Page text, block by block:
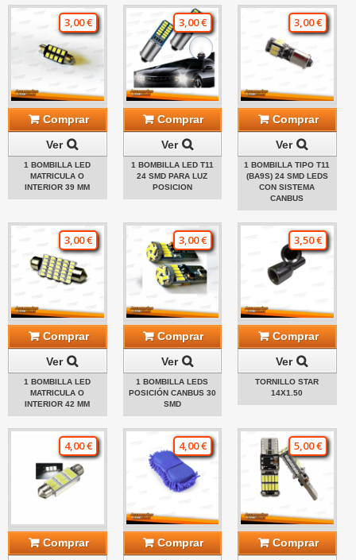
3,00 €
Comprar
Ver
1 BOMBILLA LED
MATRICULA O
INTERIOR 39 MM
3,00 €
Comprar
Ver
1 BOMBILLA LED T11
24 SMD PARA LUZ
POSICION
3,00 €
Comprar
Ver
1 BOMBILLA TIPO T11
(BA9S) 24 SMD LEDS
CON SISTEMA
CANBUS
3,00 €
Comprar
Ver
1 BOMBILLA LED
MATRICULA O
INTERIOR 42 MM
3,00 €
Comprar
Ver
1 BOMBILLA LEDS
POSICIÓN CANBUS 30
SMD
3,50 €
Comprar
Ver
TORNILLO STAR
14X1.50
4,00 €
Comprar
4,00 €
Comprar
5,00 €
Comprar